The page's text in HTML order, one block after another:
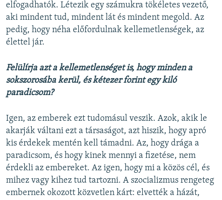
elfogadhatók. Létezik egy számukra tökéletes vezető,
aki mindent tud, mindent lát és mindent megold. Az
pedig, hogy néha előfordulnak kellemetlenségek, az
élettel jár.
Felülírja azt a kellemetlenséget is, hogy minden a
sokszorosába kerül, és kétezer forint egy kiló
paradicsom?
Igen, az emberek ezt tudomásul veszik. Azok, akik le
akarják váltani ezt a társaságot, azt hiszik, hogy apró
kis érdekek mentén kell támadni. Az, hogy drága a
paradicsom, és hogy kinek mennyi a fizetése, nem
érdekli az embereket. Az igen, hogy mi a közös cél, és
mihez vagy kihez tud tartozni. A szocializmus rengeteg
embernek okozott közvetlen kárt: elvették a házát,